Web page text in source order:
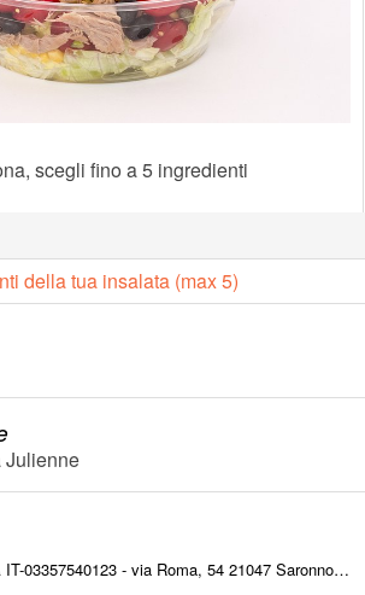
scegli fino a 5 ingredienti
della tua insalata (max 5)
Julienne
Smart Touch srl - P.IVA IT-03357540123 - via Roma, 54 21047 Saronno (VA) ITALY